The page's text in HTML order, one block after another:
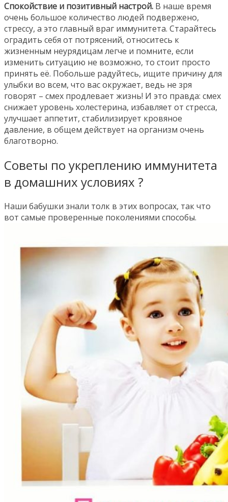
Спокойствие и позитивный настрой. В наше время
очень большое количество людей подвержено,
стрессу, а это главный враг иммунитета. Старайтесь
оградить себя от потрясений, относитесь к
жизненным неурядицам легче и помните, если
изменить ситуацию не возможно, то стоит просто
принять её. Побольше радуйтесь, ищите причину для
улыбки во всем, что вас окружает, ведь не зря
говорят – смех продлевает жизнь! И это правда: смех
снижает уровень холестерина, избавляет от стресса,
улучшает аппетит, стабилизирует кровяное
давление, в общем действует на организм очень
благотворно.
Советы по укреплению иммунитета
в домашних условиях ?
Наши бабушки знали толк в этих вопросах, так что
вот самые проверенные поколениями способы.